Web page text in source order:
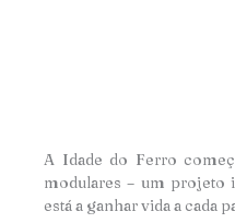
A Idade do Ferro
modulares – um projeto
está a ganhar vida a cada